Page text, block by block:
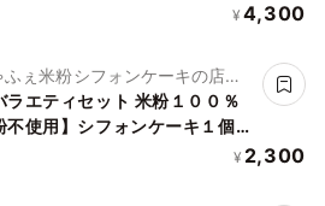
¥ 4,300
ふぇ米粉シフォンケーキの店
ラエティセット 米粉１００％
不使用】シフォンケーキ１個
スク 米粉クッキー
¥ 2,300